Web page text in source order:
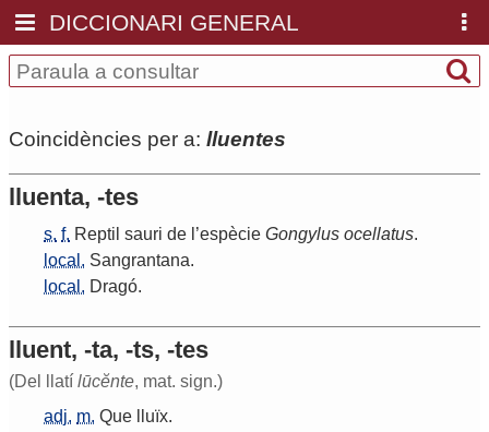
DICCIONARI GENERAL
Coincidències per a: lluentes
lluenta, -tes
s. f. Reptil sauri de ’espècie Gongylus ocellatus.
local. Sangrantana.
local. Dragó.
lluent, -ta, -ts, -tes
(Del llatí lūcĕnte, mat. sign.)
adj. m. Que lluïx.